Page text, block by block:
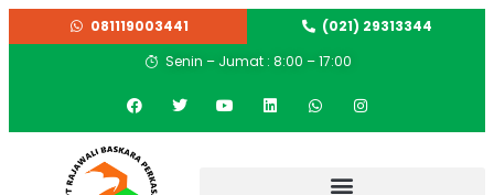
081119003441
(021) 29313344
Senin – Jumat : 8:00 – 17:00